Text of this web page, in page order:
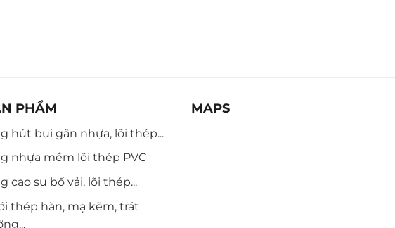
PHẨM
hút bụi gân nhựa, lõi thép...
nhựa mềm lõi thép PVC
cao su bố vải, lõi thép...
thép hàn, mạ kẽm, trát
MAPS